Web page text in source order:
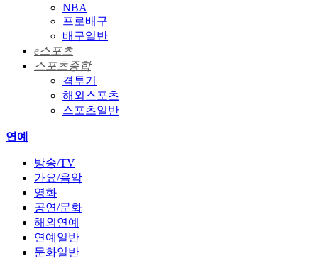
NBA
프로배구
배구일반
e스포츠
스포츠종합
격투기
해외스포츠
스포츠일반
연예
방송/TV
가요/음악
영화
공연/문화
해외연예
연예일반
문화일반